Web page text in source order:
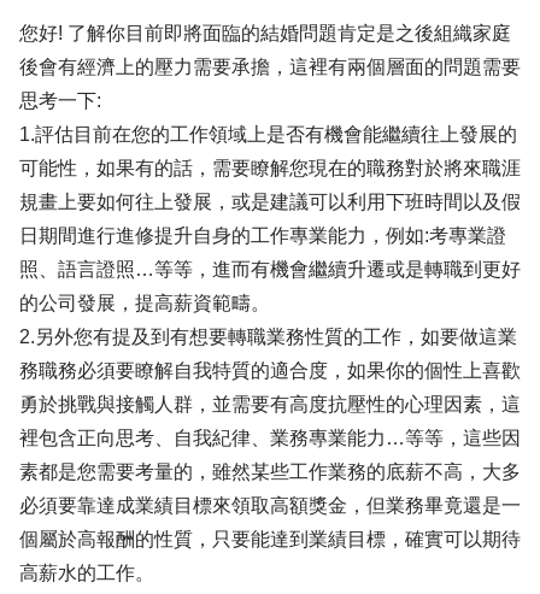
您好! 了解你目前即將面臨的結婚問題肯定是之後組織家庭
後會有經濟上的壓力需要承擔，這裡有兩個層面的問題需要
思考一下:
1.評估目前在您的工作領域上是否有機會能繼續往上發展的
可能性，如果有的話，需要瞭解您現在的職務對於將來職涯
規畫上要如何往上發展，或是建議可以利用下班時間以及假
日期間進行進修提升自身的工作專業能力，例如:考專業證
照、語言證照…等等，進而有機會繼續升遷或是轉職到更好
的公司發展，提高薪資範疇。
2.另外您有提及到有想要轉職業務性質的工作，如要做這業
務職務必須要瞭解自我特質的適合度，如果你的個性上喜歡
勇於挑戰與接觸人群，並需要有高度抗壓性的心理因素，這
裡包含正向思考、自我紀律、業務專業能力…等等，這些因
素都是您需要考量的，雖然某些工作業務的底薪不高，大多
必須要靠達成業績目標來領取高額獎金，但業務畢竟還是一
個屬於高報酬的性質，只要能達到業績目標，確實可以期待
高薪水的工作。